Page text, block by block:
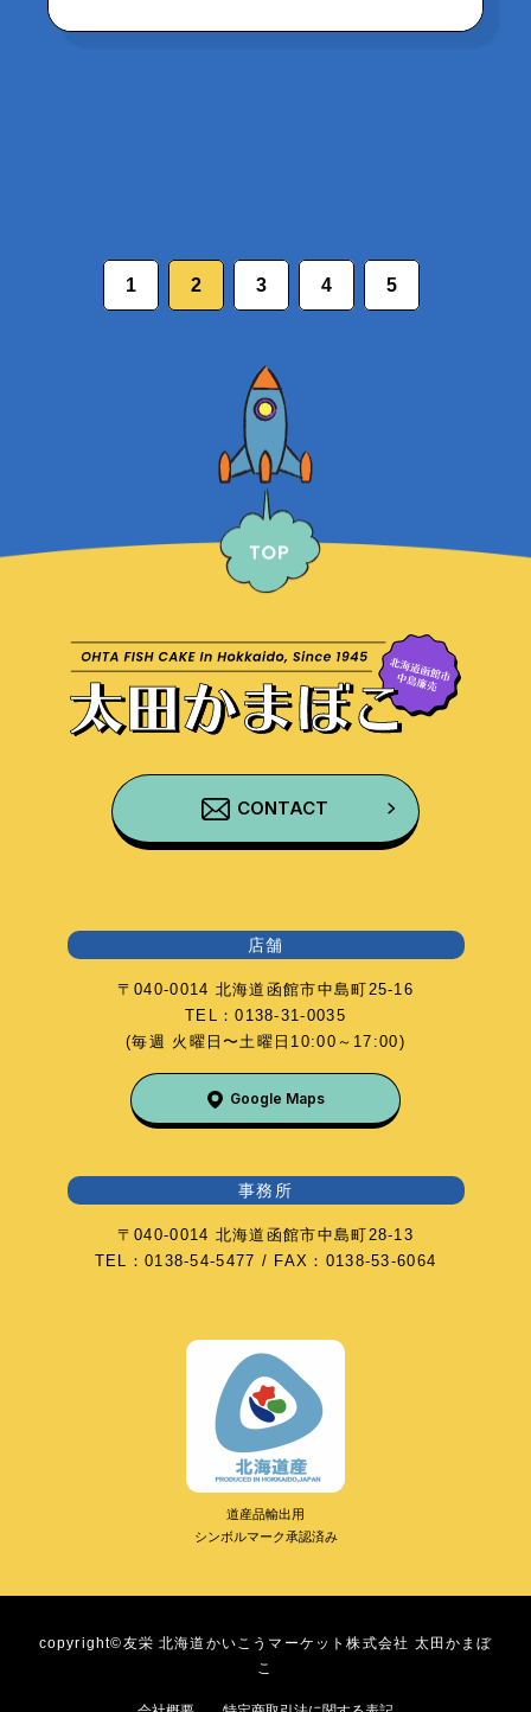
1 2 3 4 5
CONTACT
店舗
〒040-0014 北海道函館市中島町25-16
TEL：0138-31-0035
(毎週 火曜日〜土曜日10:00～17:00)
Google Maps
事務所
〒040-0014 北海道函館市中島町28-13
TEL：0138-54-5477 / FAX：0138-53-6064
道産品輸出用
シンボルマーク承認済み
copyright©友栄 北海道かいこうマーケット株式会社 太田かまぼ
こ